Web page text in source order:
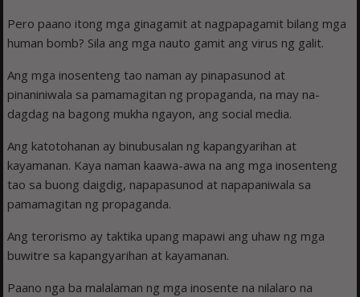
Pero paano itong mga ginagamit at nagpapa­gamit bilang mga
human bomb? Sila ang mga nauto gamit ang virus ng galit.
Ang mga inosenteng tao naman ay pinapasunod at
pinaniniwala sa pamamagitan ng propaganda, na may na­
dagdag na bagong mukha ngayon, ang social media.
Ang katotohanan ay binubusalan ng kapangyarihan at
kayamanan. Kaya naman kaawa-awa na ang mga inosenteng
tao sa buong daigdig, napapasunod at napapaniwala sa
pamamagitan ng propaganda.
Ang terorismo ay taktika upang mapawi ang uhaw ng mga
buwitre sa kapangyarihan at ka­yamanan.
Paano nga ba malalaman ng mga inosente na nilalaro na